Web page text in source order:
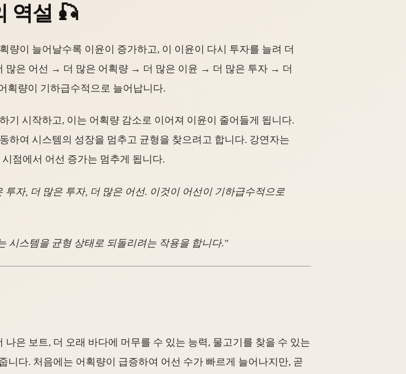
역설 🎣
이 늘어날수록 이윤이 증가하고, 이 이윤이 다시 투자를 늘려 더
많은 어선 → 더 많은 어획량 → 더 많은 이윤 → 더 많은 투자 → 더
획량이 기하급수적으로 늘어납니다.
시작하고, 이는 어획량 감소로 이어져 이윤이 줄어들게 됩니다.
하여 시스템의 성장을 멈추고 균형을 찾으려고 합니다. 강연자는
점에서 어선 증가는 멈추게 됩니다.
자, 더 많은 투자, 더 많은 어선. 이것이 어선이 기하급수적으로
시스템을 균형 상태로 되돌리려는 작용을 합니다."
은 보트, 더 오래 바다에 머무를 수 있는 능력, 물고기를 찾을 수 있는
니다. 처음에는 어획량이 급증하여 어선 수가 빠르게 늘어나지만, 곧